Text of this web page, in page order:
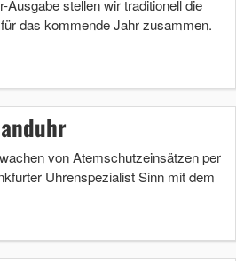
Ausgabe stellen wir traditionell die
das kommende Jahr zusammen.
von Atemschutzeinsätzen per
Uhrenspezialist Sinn mit dem